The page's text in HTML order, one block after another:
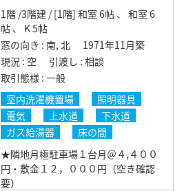
1階 /3階建 / [1階] 和室 6帖 、 和室 6
帖 、 K 5帖
窓の向き 南, 北
1971年11月築
現況 空 引渡し 相談
取引態様 一般
室内洗濯機置場
照明器具
電気
上水道
下水道
ガス給湯器
床の間
★隣地月極駐車場１台月＠４,４００
円・敷金１２，０００円（空き確認
要）